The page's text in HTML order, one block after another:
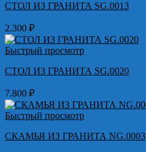
СТОЛ ИЗ ГРАНИТА SG.0013
2.300 ₽
Быстрый просмотр
СТОЛ ИЗ ГРАНИТА SG.0020
7.800 ₽
Быстрый просмотр
СКАМЬЯ ИЗ ГРАНИТА NG.0003